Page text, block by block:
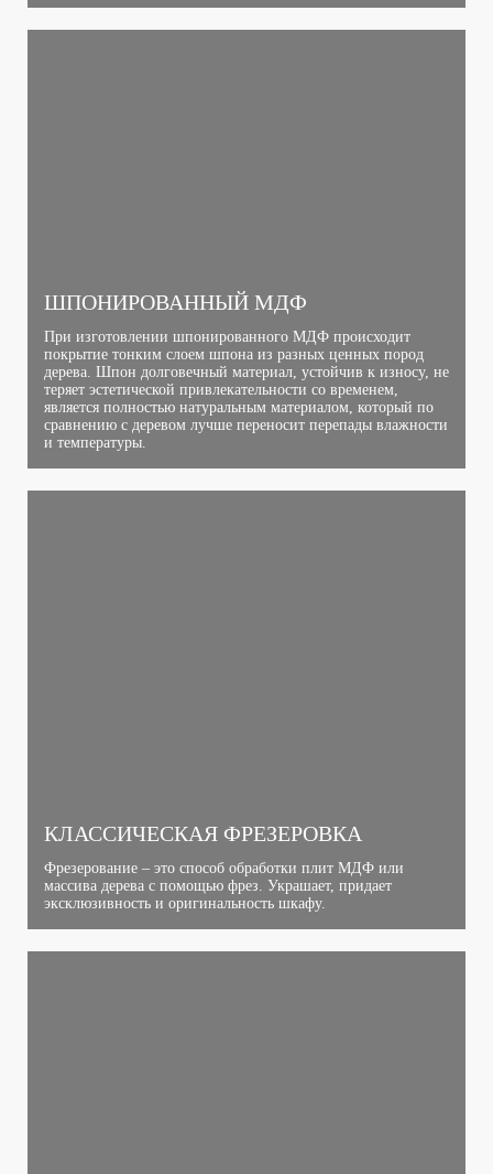
ШПОНИРОВАННЫЙ МДФ
При изготовлении шпонированного МДФ происходит
покрытие тонким слоем шпона из разных ценных пород
дерева. Шпон долговечный материал, устойчив к износу, не
теряет эстетической привлекательности со временем,
является полностью натуральным материалом, который по
сравнению с деревом лучше переносит перепады влажности
и температуры.
КЛАССИЧЕСКАЯ ФРЕЗЕРОВКА
Фрезерование – это способ обработки плит МДФ или
массива дерева с помощью фрез. Украшает, придает
эксклюзивность и оригинальность шкафу.